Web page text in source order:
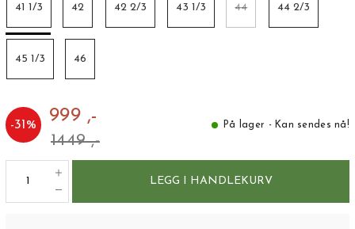
41 1/3 42 42 2/3 43 1/3 44 44 2/3
45 1/3 46
-31 % 999 ,-
1449 ,-
På lager - Kan sendes nå!
LEGG I HANDLEKURV